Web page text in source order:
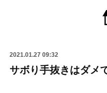
2021.01.27 09:32
サボり手抜きはダメ